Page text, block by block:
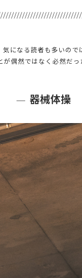
になる読者も多いの
偶然ではなく必然だ
器械体操